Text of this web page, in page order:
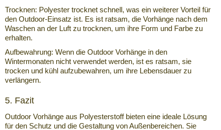
Trocknen: Polyester trocknet schnell, was ein weiterer Vorteil für
den Outdoor-Einsatz ist. Es ist ratsam, die Vorhänge nach dem
Waschen an der Luft zu trocknen, um ihre Form und Farbe zu
erhalten.
Aufbewahrung: Wenn die Outdoor Vorhänge in den
Wintermonaten nicht verwendet werden, ist es ratsam, sie
trocken und kühl aufzubewahren, um ihre Lebensdauer zu
verlängern.
5. Fazit
Outdoor Vorhänge aus Polyesterstoff bieten eine ideale Lösung
für den Schutz und die Gestaltung von Außenbereichen. Sie